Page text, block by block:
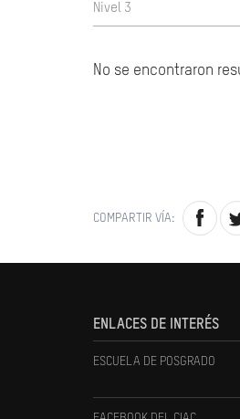
Nivel 3
No se encontraron
COMPARTIR VÍA:
ENLACES DE INTERÉS
ESCUELA DE POSGRADO